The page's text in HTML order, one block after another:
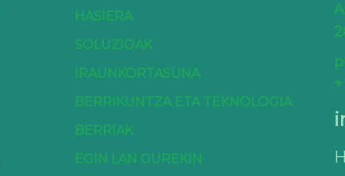
HASIERA
SOLUZIOAK
IRAUNKORTASUNA
BERRIKUNTZA ETA TEKNOLOGIA
BERRIAK
EGIN LAN GUREKIN